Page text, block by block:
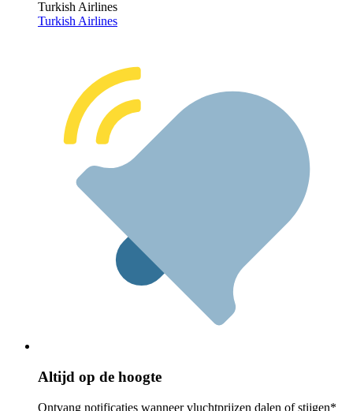
Turkish Airlines
Turkish Airlines
Altijd op de hoogte
Ontvang notificaties wanneer vluchtprijzen dalen of stijgen*